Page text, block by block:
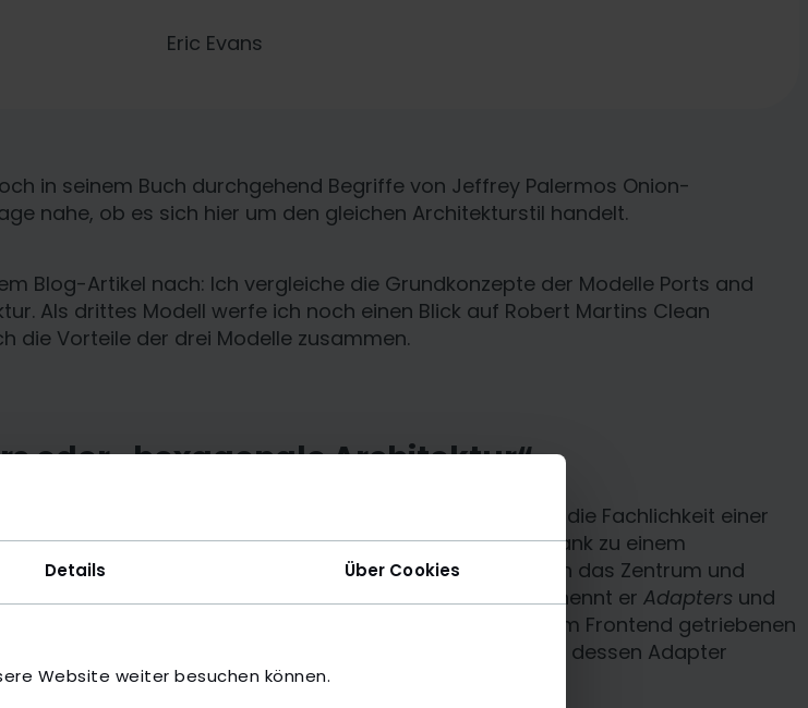
Details Über Cookies
Website weiter besuchen können.
Eric Evans
in seinem Buch durchgehend Begriffe von Jeffrey Palermos Onion-
nahe, ob es sich hier um den gleichen Architekturstil handelt.
Blog-Artikel nach: Ich vergleiche die Grundkonzepte der Modelle Ports and
Als drittes Modell werfe ich noch einen Blick auf Robert Martins Clean
die Vorteile der drei Modelle zusammen.
oder „hexagonale Architektur“
erstmals die Fachlichkeit einer
des Softwareentwurfs und degradiert somit die Datenbank zu einem
die Logik-Schicht des Schichtenmodells (siehe Grafik) in das Zentrum und
Grafik). Die äußeren Schichten (Presentation und Data) nennt er Adapters und
. Einen vom Frontend getriebenen
er
und einen die Datenbank treibenden Port und dessen Adapter